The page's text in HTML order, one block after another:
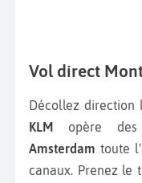
Vol direct
Décollez
KLM opère
Amsterdam toute
canaux. Prenez le